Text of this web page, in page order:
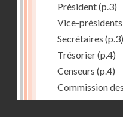
Président(p.3)
Vice-présidents
Secrétaires (p.3)
Trésorier(p.4)
Censeurs (p.4)
Commission
Comité des